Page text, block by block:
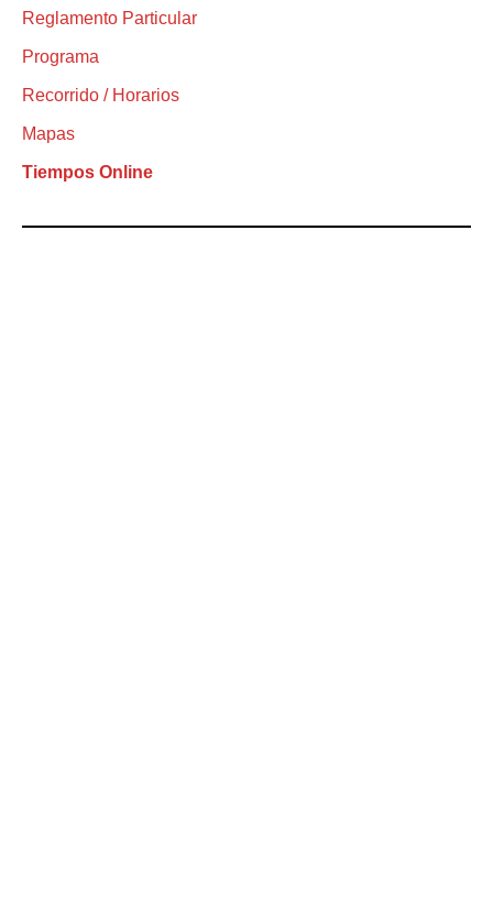
Reglamento Particular
Programa
Recorrido / Horarios
Mapas
Tiempos Online